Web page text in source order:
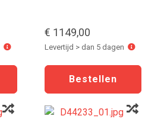
Levertijd
dan
dagen
€ 1149,00
Levertijd > dan 5 dagen
Levertijd
dan
dagen